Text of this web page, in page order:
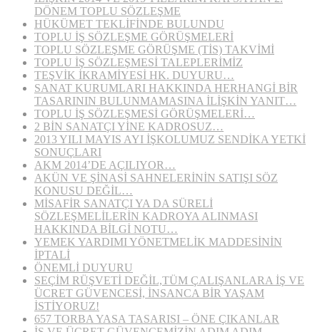
DÖNEM TOPLU SÖZLEŞME
HÜKÜMET TEKLİFİNDE BULUNDU
TOPLU İŞ SÖZLEŞME GÖRÜŞMELERİ
TOPLU SÖZLEŞME GÖRÜŞME (TİS) TAKVİMİ
TOPLU İŞ SÖZLEŞMESİ TALEPLERİMİZ
TEŞVİK İKRAMİYESİ HK. DUYURU…
SANAT KURUMLARI HAKKINDA HERHANGİ BİR
TASARININ BULUNMAMASINA İLİŞKİN YANIT…
TOPLU İŞ SÖZLEŞMESİ GÖRÜŞMELERİ…
2 BİN SANATÇI YİNE KADROSUZ…
2013 YILI MAYIS AYI İŞKOLUMUZ SENDİKA YETKİ
SONUÇLARI
AKM 2014’DE AÇILIYOR…
AKÜN VE ŞİNASİ SAHNELERİNİN SATIŞI SÖZ
KONUSU DEĞİL…
MİSAFİR SANATÇI YA DA SÜRELİ
SÖZLEŞMELİLERİN KADROYA ALINMASI
HAKKINDA BİLGİ NOTU…
YEMEK YARDIMI YÖNETMELİK MADDESİNİN
İPTALİ
ÖNEMLİ DUYURU
SEÇİM RÜŞVETİ DEĞİL,TÜM ÇALIŞANLARA İŞ VE
ÜCRET GÜVENCESİ, İNSANCA BİR YAŞAM
İSTİYORUZ!
657 TORBA YASA TASARISI – ÖNE ÇIKANLAR